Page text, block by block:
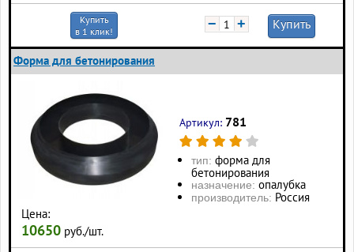
Купить
в 1 клик!
− + Купить
Форма для бетонирования
Цена:
10650 руб./шт.
Артикул: 781
тип: форма для
бетонирования
назначение: опалубка
производитель: Россия